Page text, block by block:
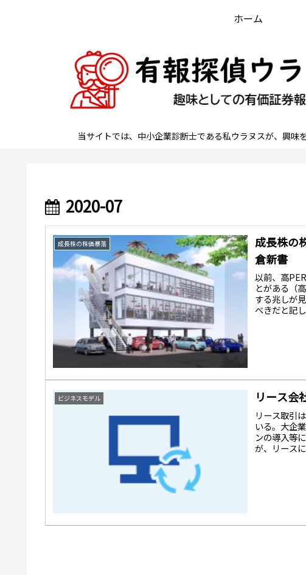
当サイトでは、中小企業診断士である私ウラヌスが、興味
ホーム
2020-07
成長株の株価暴落
成長株の
倉新書
以前、高
とがある（
する兆しが
べきだと記
ビジネスモデル リース会
リース取引
いる。大企
ンの導入等
が、リース